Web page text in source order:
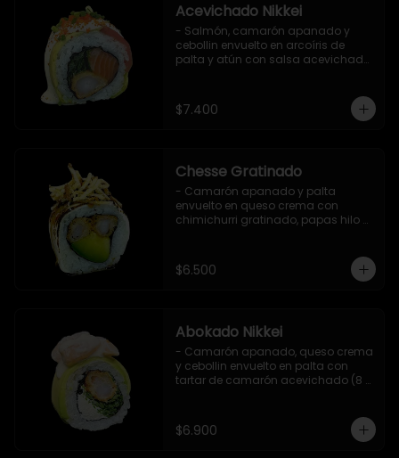
Acevichado Nikkei
- Salmón, camarón apanado y
cebollin envuelto en arcoíris de
palta y atún con salsa acevichada,
$7.400
Chesse Gratinado
- Camarón apanado y palta
envuelto en queso crema con
chimichurri gratinado, papas hilo y
$6.500
Abokado Nikkei
- Camarón apanado, queso crema
y cebollin envuelto en palta con
tartar de camarón acevichado (8
$6.900